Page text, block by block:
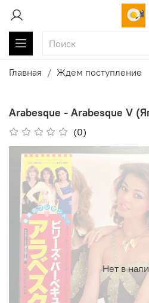
Главная Ждем поступление
Arabesque - Arabesque V
(0)
Нет в